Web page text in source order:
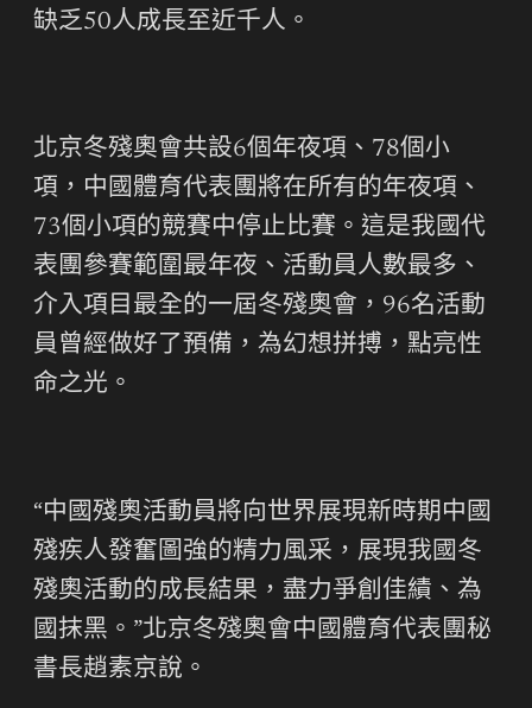
缺乏50人成長至近千人。
北京冬殘奧會共設6個年夜項、78個小
項，中國體育代表團將在所有的年夜項、
73個小項的競賽中停止比賽。這是我國代
表團參賽範圍最年夜、活動員人數最多、
介入項目最全的一屆冬殘奧會，96名活動
員曾經做好了預備，為幻想拼搏，點亮性
命之光。
“中國殘奧活動員將向世界展現新時期中國
殘疾人發奮圖強的精力風采，展現我國冬
殘奧活動的成長結果，盡力爭創佳績、為
國抹黑。”北京冬殘奧會中國體育代表團秘
書長趙素京說。